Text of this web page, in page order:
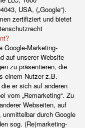
USA, („Google“).
zertifiziert und bietet
Google-Marketing-
auf unserer Website
zu präsentieren, die
einem Nutzer z.B.
er sich auf anderen
vom „Remarketing“. Zu
Webseiten, auf
durch Google
sog. (Re)marketing-